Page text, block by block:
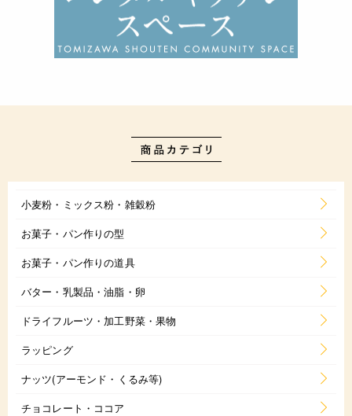
小麦粉・ミックス粉・雑穀粉
お菓子・パン作りの型
お菓子・パン作りの道具
バター・乳製品・油脂・卵
ドライフルーツ・加工野菜・果物
ラッピング
ナッツ(アーモンド・くるみ等)
チョコレート・ココア